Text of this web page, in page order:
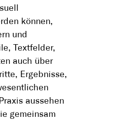
können,
und
Textfelder,
auch über
Ergebnisse,
aussehen
gemeinsam